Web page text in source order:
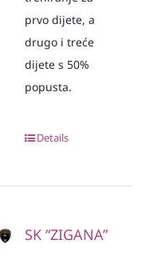
prvo dijete, a
drugo i treće
dijete s 50%
popusta.
Details
SK “ZIGANA”